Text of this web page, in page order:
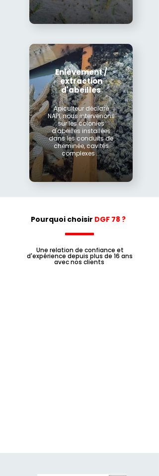
Enlèvement /
extraction
d'abeilles
Apiculteur déclaré
NAPI, nous intervenons
sur les colonies
d'abeilles installées
dans les conduits de
cheminée, cavités
complexes ...
Pourquoi choisir DGF 78 ?
Une relation de confiance et
d'expérience depuis plus de 16 ans
avec nos clients